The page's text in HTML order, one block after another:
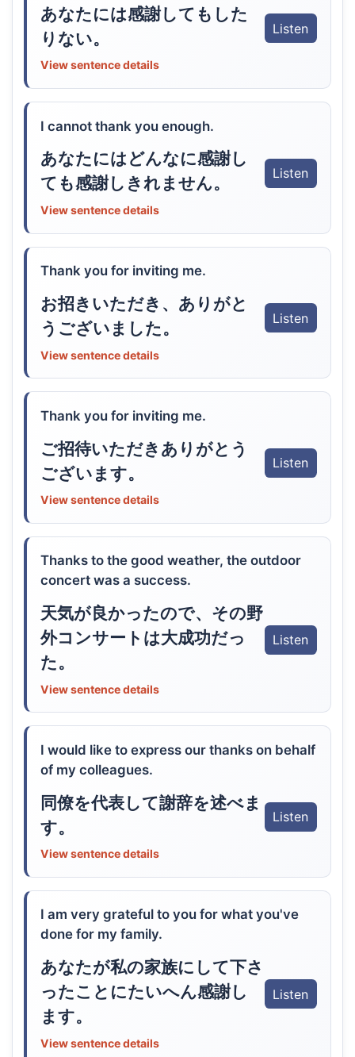
あなたには感謝してもした
りない。
Listen
View sentence details
I cannot thank you enough.
あなたにはどんなに感謝し
ても感謝しきれません。
Listen
View sentence details
Thank you for inviting me.
お招きいただき、ありがと
うございました。
Listen
View sentence details
Thank you for inviting me.
ご招待いただきありがとう
ございます。
Listen
View sentence details
Thanks to the good weather, the outdoor
concert was a success.
天気が良かったので、その野
外コンサートは大成功だっ
た。
Listen
View sentence details
I would like to express our thanks on behalf
of my colleagues.
同僚を代表して謝辞を述べま
す。
Listen
View sentence details
I am very grateful to you for what you've
done for my family.
あなたが私の家族にして下さ
ったことにたいへん感謝し
ます。
Listen
View sentence details